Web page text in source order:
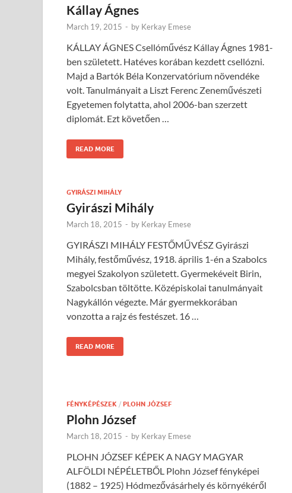
Kállay Ágnes
March 19, 2015 - by Kerkay Emese
KÁLLAY ÁGNES Csellóművész Kállay Ágnes 1981-
ben született. Hatéves korában kezdett csellózni.
Majd a Bartók Béla Konzervatórium növendéke
volt. Tanulmányait a Liszt Ferenc Zeneművészeti
Egyetemen folytatta, ahol 2006-ban szerzett
diplomát. Ezt követően …
READ MORE
GYIRÁSZI MIHÁLY
Gyirászi Mihály
March 18, 2015 - by Kerkay Emese
GYIRÁSZI MIHÁLY FESTŐMŰVÉSZ Gyirászi
Mihály, festőművész, 1918. április 1-én a Szabolcs
megyei Szakolyon született. Gyermekéveit Birin,
Szabolcsban töltötte. Középiskolai tanulmányait
Nagykállón végezte. Már gyermekkorában
vonzotta a rajz és festészet. 16 …
READ MORE
FÉNYKÉPÉSZEK / PLOHN JÓZSEF
Plohn József
March 18, 2015 - by Kerkay Emese
PLOHN JÓZSEF KÉPEK A NAGY MAGYAR
ALFÖLDI NÉPÉLETBŐL Plohn József fényképei
(1882 – 1925) Hódmezővásárhely és környékéről